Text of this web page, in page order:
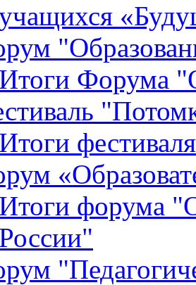
Итоги Форума
Итоги
Итоги форума
России"